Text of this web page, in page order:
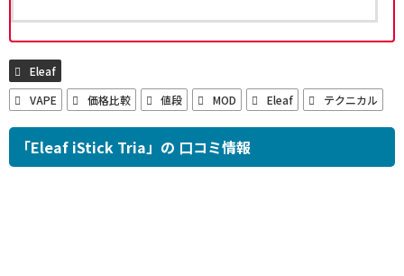
Eleaf
VAPE
価格比較 値段 MOD Eleaf テクニカル
「Eleaf iStick Tria」の 口コミ情報